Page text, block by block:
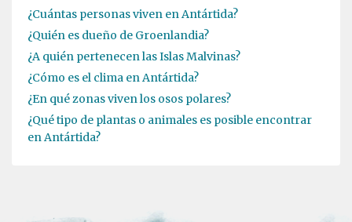
¿Cuántas personas viven en Antártida?
¿Quién es dueño de Groenlandia?
¿A quién pertenecen las Islas Malvinas?
¿Cómo es el clima en Antártida?
¿En qué zonas viven los osos polares?
¿Qué tipo de plantas o animales es posible encontrar
en Antártida?